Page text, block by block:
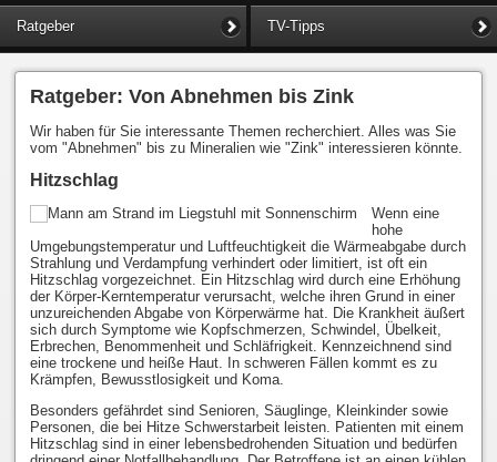
Ratgeber TV-Tipps
Ratgeber: Von Abnehmen bis Zink
Wir haben für Sie interessante Themen recherchiert. Alles was Sie
vom "Abnehmen" bis zu Mineralien wie "Zink" interessieren könnte.
Hitzschlag
Wenn eine
hohe
Umgebungstemperatur und Luftfeuchtigkeit die Wärmeabgabe durch
Strahlung und Verdampfung verhindert oder limitiert, ist oft ein
Hitzschlag vorgezeichnet. Ein Hitzschlag wird durch eine Erhöhung
der Körper-Kerntemperatur verursacht, welche ihren Grund in einer
unzureichenden Abgabe von Körperwärme hat. Die Krankheit äußert
sich durch Symptome wie Kopfschmerzen, Schwindel, Übelkeit,
Erbrechen, Benommenheit und Schläfrigkeit. Kennzeichnend sind
eine trockene und heiße Haut. In schweren Fällen kommt es zu
Krämpfen, Bewusstlosigkeit und Koma.
Besonders gefährdet sind Senioren, Säuglinge, Kleinkinder sowie
Personen, die bei Hitze Schwerstarbeit leisten. Patienten mit einem
Hitzschlag sind in einer lebensbedrohenden Situation und bedürfen